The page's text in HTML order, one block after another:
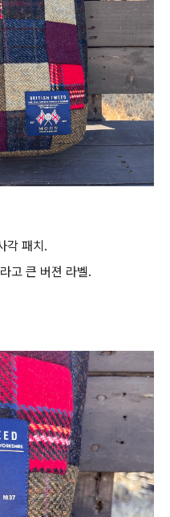
각 패치.
고 큰 버젼 라벨.